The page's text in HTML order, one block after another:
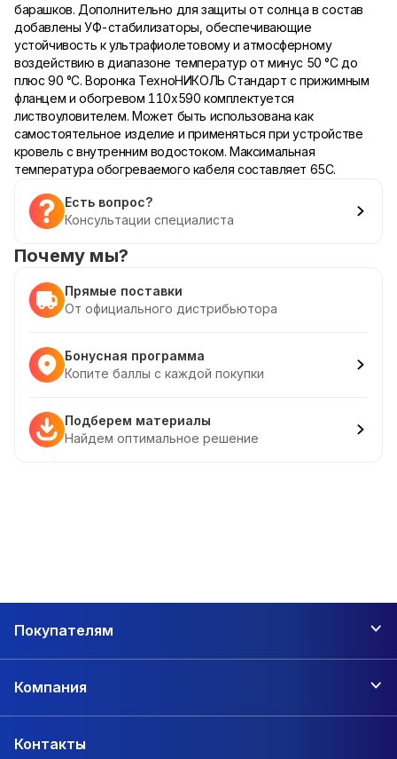
барашков. Дополнительно для защиты от солнца в состав
добавлены УФ-стабилизаторы, обеспечивающие
устойчивость к ультрафиолетовому и атмосферному
воздействию в диапазоне температур от минус 50 °С до
плюс 90 °С. Воронка ТехноНИКОЛЬ Стандарт с прижимным
фланцем и обогревом 110х590 комплектуется
листвоуловителем. Может быть использована как
самостоятельное изделие и применяться при устройстве
кровель с внутренним водостоком. Максимальная
температура обогреваемого кабеля составляет 65С.
Есть вопрос?
Консультации специалиста
Почему мы?
Прямые поставки
От официального дистрибьютора
Бонусная программа
Копите баллы с каждой покупки
Подберем материалы
Найдем оптимальное решение
Покупателям
Компания
Контакты